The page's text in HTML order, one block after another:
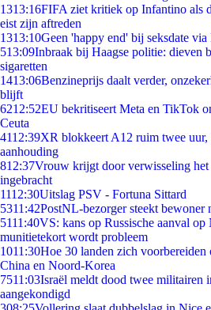
1313:16FIFA ziet kritiek op Infantino als
eist zijn aftreden
1313:10Geen 'happy end' bij seksdate
513:09Inbraak bij Haagse politie: dieven
sigaretten
1413:06Benzineprijs daalt verder,
blijft
6212:52EU bekritiseert Meta en TikTok
Ceuta
4112:39XR blokkeert A12 ruim twee uur,
aanhouding
812:37Vrouw krijgt door verwisseling het
ingebracht
1112:30Uitslag PSV - Fortuna Sittard
5311:42PostNL-bezorger steekt bewoner
5111:40VS: kans op Russische aanval
munitietekort wordt probleem
1011:30Hoe 30 landen zich
China en Noord-Korea
7511:03Israël meldt dood twee militairen
aangekondigd